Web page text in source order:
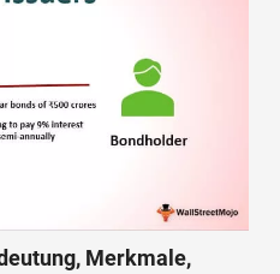
Merkmale,